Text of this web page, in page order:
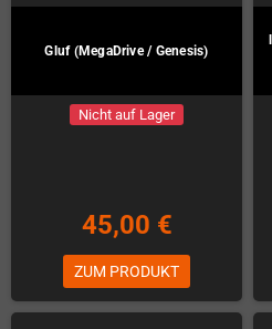
Gluf (MegaDrive / Genesis)
Nicht auf Lager
45,00 €
ZUM PRODUKT